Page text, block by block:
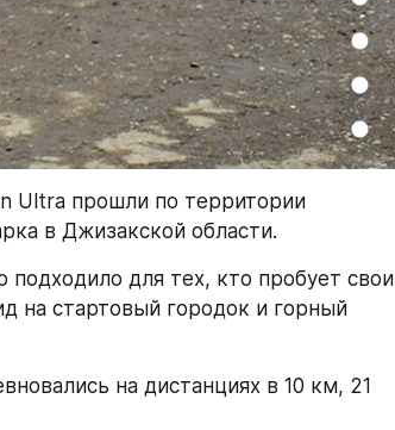
Ultra прошли по территории
в Джизакской области.
подходило для тех, кто пробует свои
на стартовый городок и горный
на дистанциях в 10 км, 21